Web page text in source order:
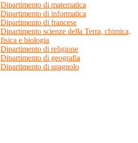
Dipartimento di matematica
Dipartimento di informatica
Dipartimento di francese
Dipartimento scienze della Terra, chimica,
fisica e biologia
Dipartimento di religione
Dipartimento di geografia
Dipartimento di spagnolo